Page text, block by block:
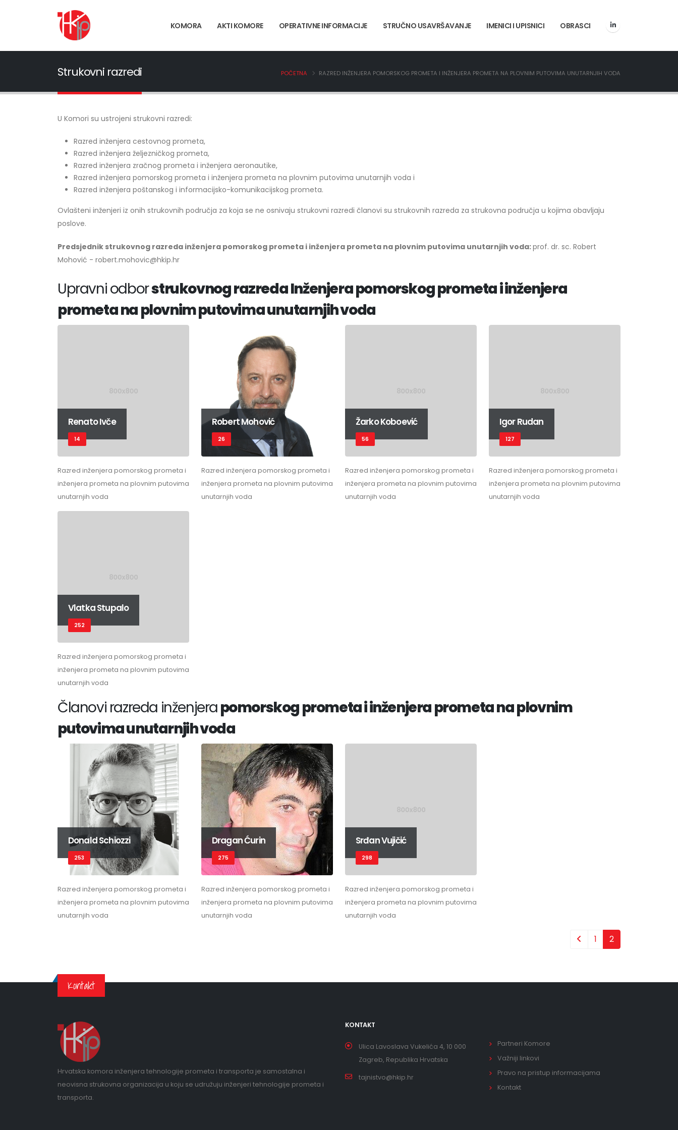
KOMORA AKTI KOMORE OPERATIVNE INFORMACIJE STRUČNO USAVRŠAVANJE IMENICI I UPISNICI OBRASCI
Strukovni razredi POČETNA RAZRED INŽENJERA POMORSKOG PROMETA I INŽENJERA PROMETA NA PLOVNIM PUTOVIMA UNUTARNJIH VODA
U Komori su ustrojeni strukovni razredi:
Razred inženjera cestovnog prometa,
Razred inženjera željezničkog prometa,
Razred inženjera zračnog prometa i inženjera aeronautike,
Razred inženjera pomorskog prometa i inženjera prometa na plovnim putovima unutarnjih voda i
Razred inženjera poštanskog i informacijsko-komunikacijskog prometa.
Ovlašteni inženjeri iz onih strukovnih područja za koja se ne osnivaju strukovni razredi članovi su strukovnih razreda za strukovna područja u kojima obavljaju
poslove.
Predsjednik strukovnog razreda inženjera pomorskog prometa i inženjera prometa na plovnim putovima unutarnjih voda:prof. dr. sc. Robert
Mohović - robert.mohovic@hkip.hr
Upravni odborstrukovnog razreda Inženjera pomorskog prometa i inženjera
prometa na plovnim putovima unutarnjih voda
Renato Ivče
14
Razred inženjera pomorskog prometa i
inženjera prometa na plovnim putovima
unutarnjih voda
Robert Mohović
26
Razred inženjera pomorskog prometa i
inženjera prometa na plovnim putovima
unutarnjih voda
Žarko Koboević
56
Razred inženjera pomorskog prometa i
inženjera prometa na plovnim putovima
unutarnjih voda
Igor Rudan
127
Razred inženjera pomorskog prometa i
inženjera prometa na plovnim putovima
unutarnjih voda
Vlatka Stupalo
252
Razred inženjera pomorskog prometa i
inženjera prometa na plovnim putovima
unutarnjih voda
Članovi razreda inženjerapomorskog prometa i inženjera prometa na plovnim
putovima unutarnjih voda
Donald Schiozzi
253
Razred inženjera pomorskog prometa i
inženjera prometa na plovnim putovima
unutarnjih voda
Dragan Ćurin
275
Razred inženjera pomorskog prometa i
inženjera prometa na plovnim putovima
unutarnjih voda
Srđan Vujičić
298
Razred inženjera pomorskog prometa i
inženjera prometa na plovnim putovima
unutarnjih voda
1 2
Kontakt
Hrvatska komora inženjera tehnologije prometa i transporta je samostalna i
neovisna strukovna organizacija u koju se udružuju inženjeri tehnologije prometa i
transporta.
KONTAKT
Ulica Lavoslava Vukelića 4, 10 000
Zagreb, Republika Hrvatska
tajnistvo@hkip.hr
Partneri Komore
Važniji linkovi
Pravo na pristup informacijama
Kontakt